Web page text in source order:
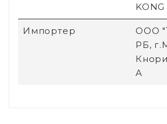
KONG
Импортер
ООО
РБ,
А